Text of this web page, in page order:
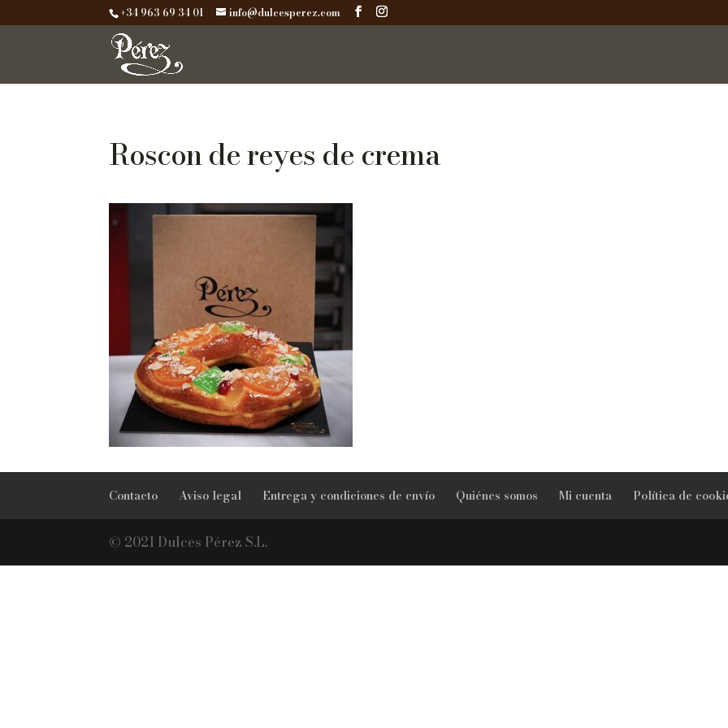
+34 963 69 34 01 info@dulcesperez.com
Roscon de reyes de crema
Contacto Aviso legal Entrega y condiciones de envío Quiénes somos Mi cuenta Política de
© 2021 Dulces Pérez S.L.